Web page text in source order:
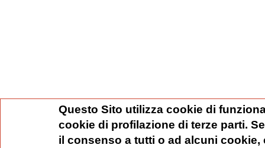
Questo Sito utilizza cookie di
cookie di profilazione di terze parti.
il consenso a tutti o ad alcuni